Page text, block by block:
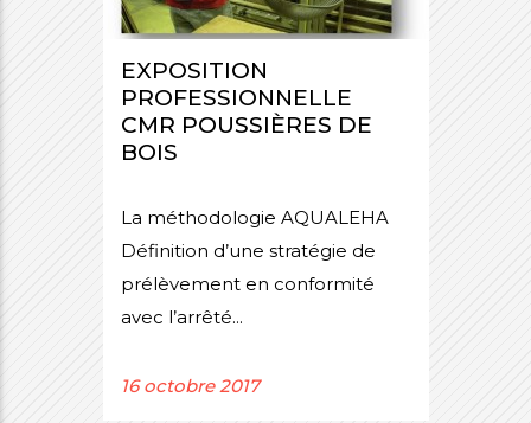
EXPOSITION
PROFESSIONNELLE
CMR POUSSIÈRES DE
BOIS
La méthodologie AQUALEHA
Définition d’une stratégie de
prélèvement en conformité
avec l’arrêté...
16 octobre 2017